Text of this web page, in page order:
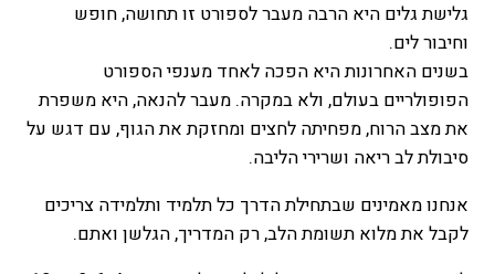
גלישת גלים היא הרבה מעבר לספורט זו תחושה, חופש
וחיבור לים.
בשנים האחרונות היא הפכה לאחד מענפי הספורט
הפופולריים בעולם, ולא במקרה. מעבר להנאה, היא משפרת
את מצב הרוח, מפחיתה לחצים ומחזקת את הגוף, עם דגש על
סיבולת לב ריאה ושרירי הליבה.
אנחנו מאמינים שבתחילת הדרך כל תלמיד ותלמידה צריכים
לקבל את מלוא תשומת הלב, רק המדריך, הגלשן ואתם.